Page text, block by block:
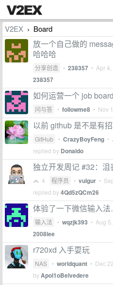
V2EX › Board
放一个自己做的
哈哈哈
分享创造 • 238357 • Apr
238357
如何运营一个 job board
问与答 • followme8 • Nov
以前 github 是不是有
GitHub • CrazyBoyFeng •
replied by Donaldo
独立开发周记 #32：沮
4 程序员 • vulgur •
replied by4Qd5zQCm26
体验了一下微信输入
输入法 • wqzjk393 • Aug
2008lee
r720xd 入手耍玩
NAS • worldquant • Dec
byApol1oBelvedere